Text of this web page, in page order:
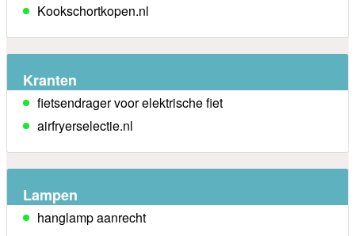
Kookschortkopen.nl
Kranten
fietsendrager voor elektrische fiet
airfryerselectie.nl
Lampen
hanglamp aanrecht